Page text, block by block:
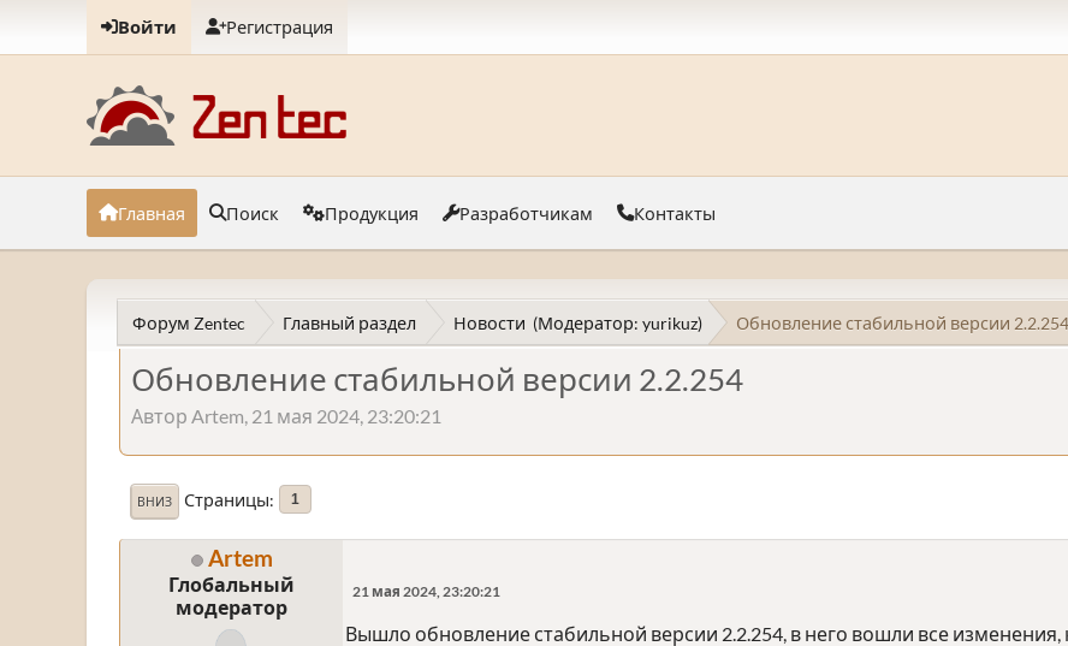
Войти Регистрация
Главная Поиск Продукция Разработчикам Контакты
Форум Zentec Главный раздел Новости (Модератор: yurikuz) Обновление стабильной версии 2.2.254
Обновление стабильной версии 2.2.254
Автор Artem, 21 мая 2024, 23:20:21
ВНИЗ Страницы 1
Artem
Глобальный
модератор
21 мая 2024, 23:20:21
Вышло обновление стабильной версии 2.2.254, в него вошли все